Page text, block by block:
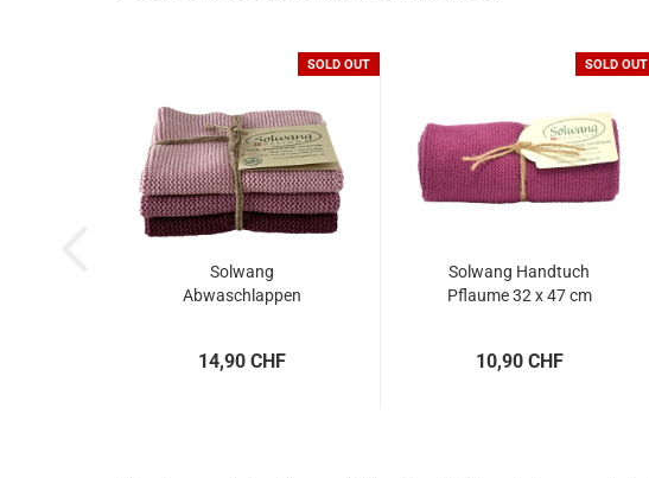
SOLD OUT
Solwang
Abwaschlappen
14,90 CHF
SOLD OUT
Solwang Handtuch
Pflaume 32 x 47 cm
10,90 CHF